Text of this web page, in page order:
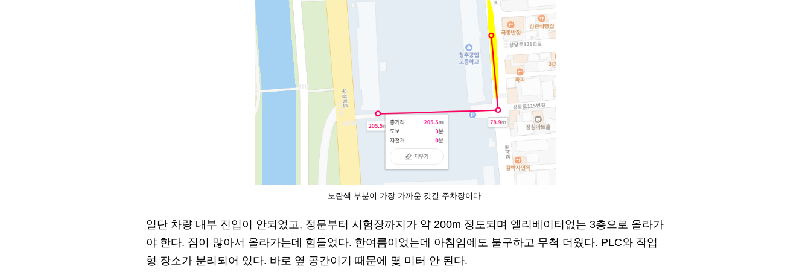
노란색 부분이 가장 가까운 갓길 주차장이다.
일단 차량 내부 진입이 안되었고, 정문부터 시험장까지가 약 200m 정도되며 엘리베이터없는 3층으로 올라가
야 한다. 짐이 많아서 올라가는데 힘들었다. 한여름이었는데 아침임에도 불구하고 무척 더웠다. PLC와 작업
형 장소가 분리되어 있다. 바로 옆 공간이기 때문에 몇 미터 안 된다.